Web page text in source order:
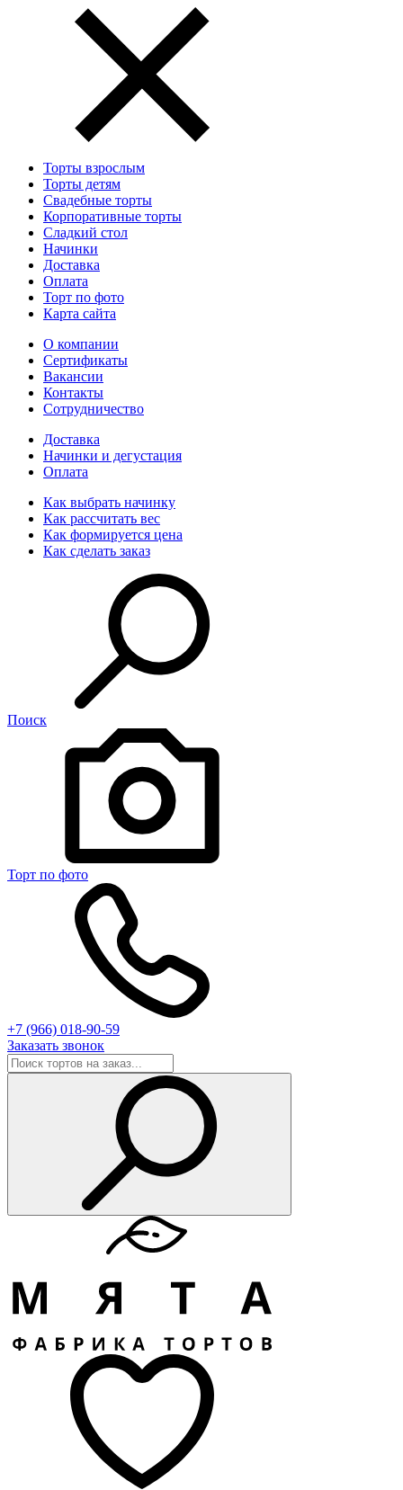
Торты взрослым
Торты детям
Свадебные торты
Корпоративные торты
Сладкий стол
Начинки
Доставка
Оплата
Торт по фото
Карта сайта
О компании
Сертификаты
Вакансии
Контакты
Сотрудничество
Доставка
Начинки и дегустация
Оплата
Как выбрать начинку
Как рассчитать вес
Как формируется цена
Как сделать заказ
Поиск
Торт по фото
+7 (966) 018-90-59
Заказать звонок